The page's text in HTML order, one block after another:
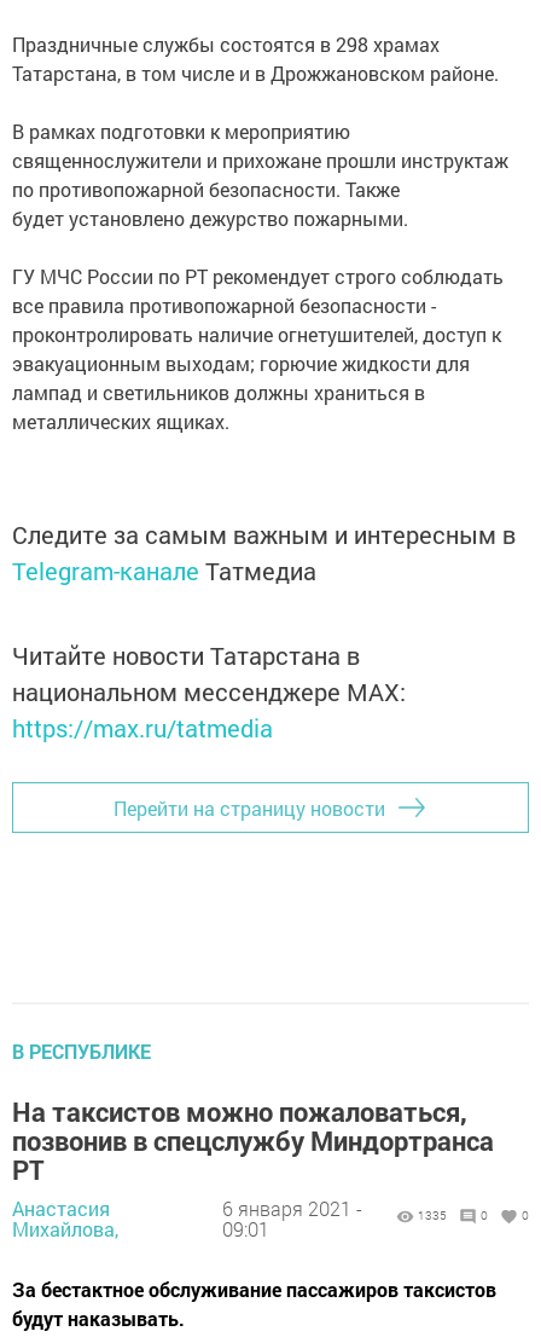
Праздничные службы состоятся в 298 храмах
Татарстана, в том числе и в Дрожжановском районе.
В рамках подготовки к мероприятию
священнослужители и прихожане прошли инструктаж
по противопожарной безопасности. Также
будет установлено дежурство пожарными.
ГУ МЧС России по РТ рекомендует строго соблюдать
все правила противопожарной безопасности -
проконтролировать наличие огнетушителей, доступ к
эвакуационным выходам; горючие жидкости для
лампад и светильников должны храниться в
металлических ящиках.
Следите за самым важным и интересным в
Telegram-канале Татмедиа
Читайте новости Татарстана в
национальном мессенджере MАХ:
https://max.ru/tatmedia
Перейти на страницу новости
В РЕСПУБЛИКЕ
На таксистов можно пожаловаться,
позвонив в спецслужбу Миндортранса
РТ
Анастасия
Михайлова,
6 января 2021 -
09:01
1335 0 0
За бестактное обслуживание пассажиров таксистов
будут наказывать.